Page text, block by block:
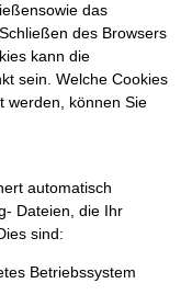
das
des Browsers
kann die
sein. Welche Cookies
werden, können Sie
automatisch
Dateien, die Ihr
sind:
Betriebssystem